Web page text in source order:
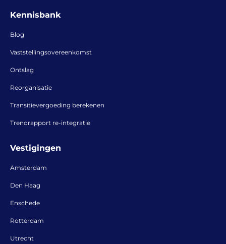
Kennisbank
Blog
Vaststellingsovereenkomst
Ontslag
Reorganisatie
Transitievergoeding berekenen
Trendrapport re-integratie
Vestigingen
Amsterdam
Den Haag
Enschede
Rotterdam
Utrecht